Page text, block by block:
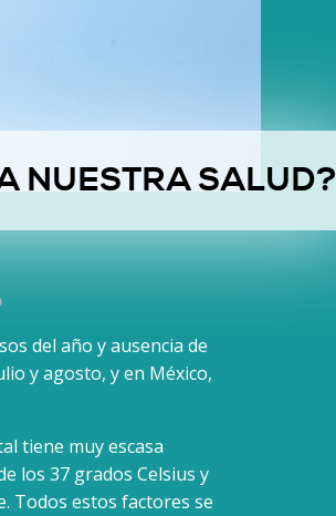
NUESTRA SALUD?
del año y ausencia de
y agosto, y en México,
tiene muy escasa
los 37 grados Celsius y
Todos estos factores se